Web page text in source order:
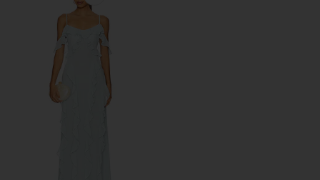
Favorite ВЕЧЕРНЕЕ ПЛАТЬЕ MANDY